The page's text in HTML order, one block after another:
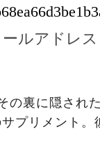
ルアドレ
の裏に隠され
プリメント。